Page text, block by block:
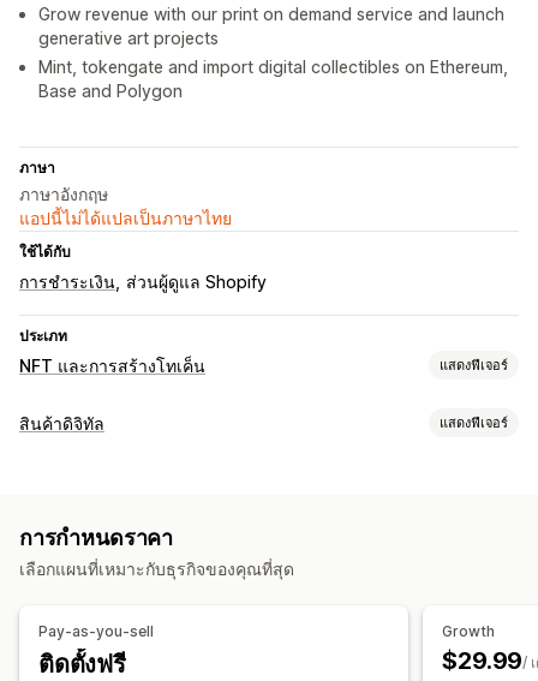
Grow revenue with our print on demand service and launch
generative art projects
Mint, tokengate and import digital collectibles on Ethereum,
Base and Polygon
ภาษา
ภาษาอังกฤษ
แอปนี้ไม่ได้แปลเป็นภาษาไทย
ใช้ได้กับ
การชำระเงิน ส่วนผู้ดูแล Shopify
ประเภท
NFT และการสร้างโทเค็น แสดงฟีเจอร์
การตั้งค่า NFT
รายการที่อนุญาต การสร้างโทเค็น POS
ความช่วยเหลือเกี่ยวกับโทเค็น
สินค้าดิจิทัล แสดงฟีเจอร์
การจัดการการดาวน์โหลด
ความปลอดภัยของไฟล์
การโฮสต์ไฟล์
การกำหนดราคา
เลือกแผนที่เหมาะกับธุรกิจของคุณที่สุด
Pay-as-you-sell
ติดตั้งฟรี
Growth
$29.99/